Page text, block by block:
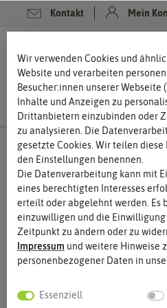
Kontakt Mein
Wir verwenden Cookies und
Website und verarbeiten
Besucher:innen unserer Webseite
Inhalte und Anzeigen zu
Drittanbietern einzubinden oder
zu analysieren. Die
gesetzte Cookies. Wir teilen
den Einstellungen benennen.
Die Datenverarbeitung kann mit
eines berechtigten Interesses
erteilt oder abgelehnt werden. Es
einzuwilligen und die Einwilligung
Zeitpunkt zu ändern oder zu
Impressum und weitere Hinweise
personenbezogener Daten in
Essenziell